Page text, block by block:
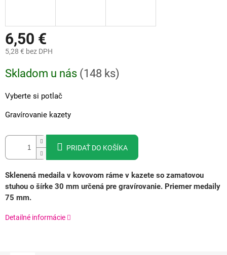
6,50 €
5,28 € bez DPH
cena:
Skladom u nás (148 ks)
Vyberte si potlač
Gravírovanie kazety
PRIDAŤ DO KOŠÍKA
Sklenená medaila v kovovom ráme v kazete so zamatovou
stuhou o šírke 30 mm určená pre gravírovanie. Priemer medaily
75 mm.
Detailné informácie